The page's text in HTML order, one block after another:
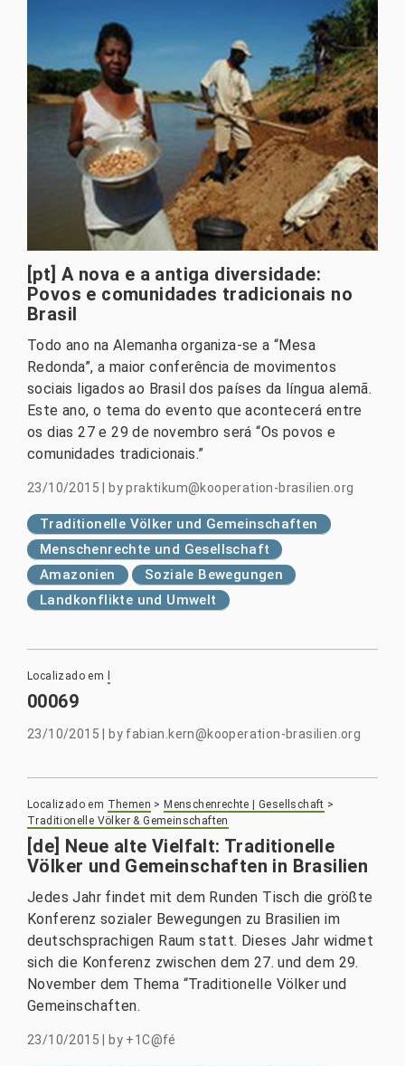
[pt] A nova e a antiga diversidade:
Povos e comunidades tradicionais no
Brasil
Todo ano na Alemanha organiza-se a “Mesa
Redonda”, a maior conferência de movimentos
sociais ligados ao Brasil dos países da língua alemã.
Este ano, o tema do evento que acontecerá entre
os dias 27 e 29 de novembro será “Os povos e
comunidades tradicionais.”
23/10/2015 bypraktikum@kooperation-brasilien.org
Traditionelle Völker und Gemeinschaften
Menschenrechte und Gesellschaft
Amazonien
Soziale Bewegungen
Landkonflikte und Umwelt
Localizado em
00069
23/10/2015 by fabian.kern@kooperation-brasilien.org
Localizado em Themen > Menschenrechte | Gesellschaft >
Traditionelle Völker & Gemeinschaften
[de] Neue alte Vielfalt: Traditionelle
Völker und Gemeinschaften in Brasilien
Jedes Jahr findet mit dem Runden Tisch die größte
Konferenz sozialer Bewegungen zu Brasilien im
deutschsprachigen Raum statt. Dieses Jahr widmet
sich die Konferenz zwischen dem 27. und dem 29.
November dem Thema “Traditionelle Völker und
Gemeinschaften.
23/10/2015 by +1C@fé